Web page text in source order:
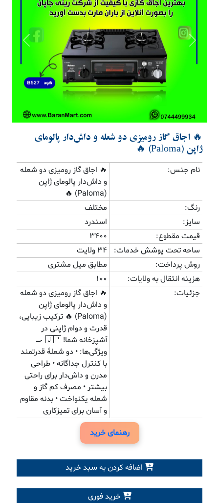
Next
🔥 اجاق گاز رومیزی دو شعله و داش‌دار پالومای
ژاپن (Paloma) 🔥
نام جنس:
🔥 اجاق گاز رومیزی دو شعله
و داش‌دار پالومای ژاپن
(Paloma) 🔥
رنگ:
مختلف
سایز:
اسندرد
قیمت مقطوع:
3400
ساحه تحت پوشش خدمات:
34 ولایت
روش پرداخت:
مطابق میل مشتری
هزینه انتقال به ولایات:
100
جزئیات:
🔥 اجاق گاز رومیزی دو شعله
و داش‌دار پالومای ژاپن
(Paloma) 🔥 ترکیب زیبایی،
قدرت و دوام ژاپنی در
آشپزخانه شما! 🇯🇵 🍳
ویژگی‌ها: • دو شعلهٔ قدرتمند
با کنترل جداگانه • طراحی
مدرن و داش‌دار برای راحتی
بیشتر • مصرف کم گاز و
شعله یکنواخت • بدنه مقاوم
و آسان برای تمیزکاری
رهنمای خرید
اضافه کردن به سبد خرید
خرید فوری